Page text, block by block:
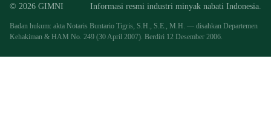
© 2026 GIMNI Informasi resmi industri minyak nabati Indonesia.
Badan hukum: akta Notaris Buntario Tigris, S.H., S.E., M.H. — disahkan Departemen
Kehakiman & HAM No. 249 (30 April 2007). Berdiri 12 Desember 2006.